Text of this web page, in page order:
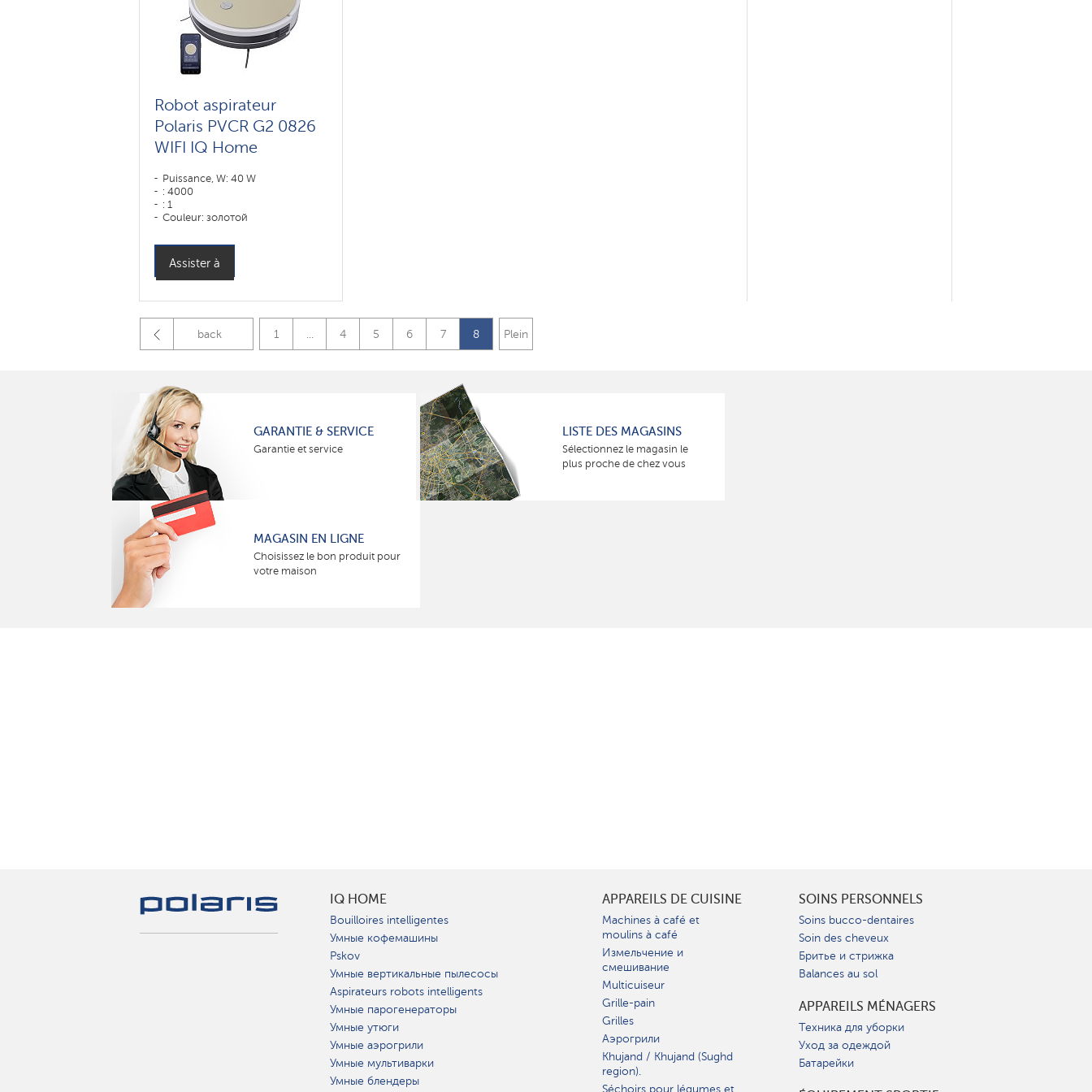
Robot aspirateur
Polaris PVCR G2 0826
WIFI IQ Home
Puissance, W: 40 W
: 4000
: 1
Couleur: золотой
Brosses latérales: 2
Assister à
back 1 ... 4 5 6 7 8 Plein
GARANTIE & SERVICE
Garantie et service
LISTE DES MAGASINS
Sélectionnez le magasin le
plus proche de chez vous
MAGASIN EN LIGNE
Choisissez le bon produit pour
votre maison
IQ HOME
Bouilloires intelligentes
Умные кофемашины
Pskov
Умные вертикальные пылесосы
Aspirateurs robots intelligents
Умные парогенераторы
Умные утюги
Умные аэрогрили
Умные мультиварки
Умные блендеры
APPAREILS DE CUISINE
Machines à café et
moulins à café
Измельчение и
смешивание
Multicuiseur
Grille-pain
Grilles
Аэрогрили
Khujand / Khujand (Sughd
region).
Séchoirs pour légumes et
SOINS PERSONNELS
Soins bucco-dentaires
Soin des cheveux
Бритье и стрижка
Balances au sol
APPAREILS MÉNAGERS
Техника для уборки
Уход за одеждой
Батарейки